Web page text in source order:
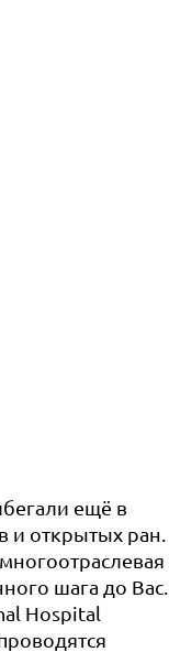
ещё в
и открытых ран.
шага до Вас.
Hospital